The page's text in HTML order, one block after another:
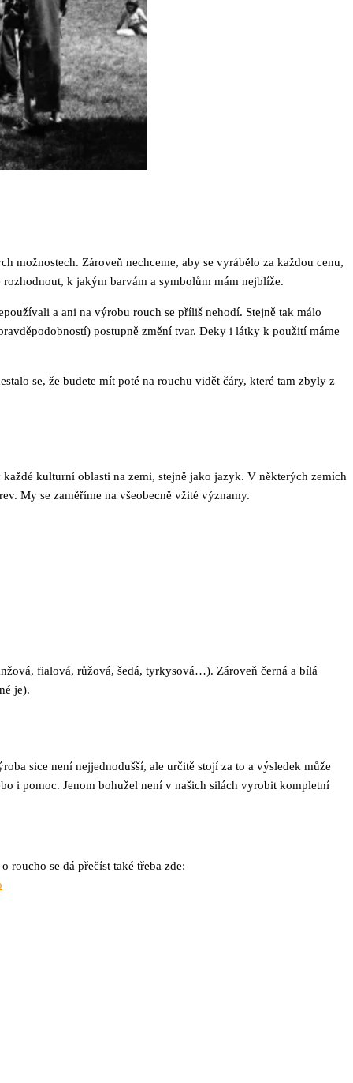
možnostech. Zároveň nechceme, aby se vyrábělo za každou cenu,
k jakým barvám a symbolům mám nejblíže.
a ani na výrobu rouch se příliš nehodí. Stejně tak málo
postupně změní tvar. Deky i látky k použití máme
se, že budete mít poté na rouchu vidět čáry, které tam zbyly z
kulturní oblasti na zemi, stejně jako jazyk. V některých zemích
My se zaměříme na všeobecně vžité významy.
fialová, růžová, šedá, tyrkysová…). Zároveň černá a bílá
je).
sice není nejjednodušší, ale určitě stojí za to a výsledek může
i pomoc. Jenom bohužel není v našich silách vyrobit kompletní
se dá přečíst také třeba zde: